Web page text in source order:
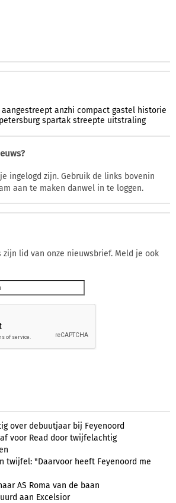
aangestreept anzhi compact gastel historie
petersburg spartak streepte uitstraling
ingelogd zijn. Gebruik de links bovenin
aan te maken danwel in te loggen.
zijn lid van onze nieuwsbrief. Meld je ook
over debuutjaar bij Feyenoord
voor Read door twijfelachtig
twijfel: "Daarvoor heeft Feyenoord me
AS Roma van de baan
aan Excelsior